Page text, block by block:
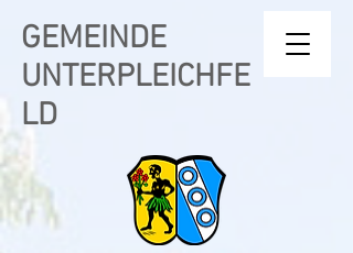
GEMEINDE
UNTERPLEICHFE
LD